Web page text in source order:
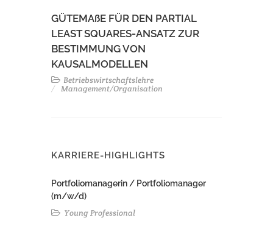
GÜTEMAßE FÜR DEN PARTIAL
LEAST SQUARES-ANSATZ ZUR
BESTIMMUNG VON
KAUSALMODELLEN
Betriebswirtschaftslehre
Management/Organisation
KARRIERE-HIGHLIGHTS
Portfoliomanagerin / Portfoliomanager
(m/w/d)
Young Professional